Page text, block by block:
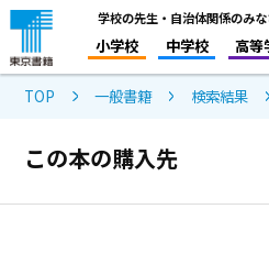
学校の先生・自治体関係のみな
小学校 中学校 高等
TOP 一般書籍 検索結果
この本の購入先